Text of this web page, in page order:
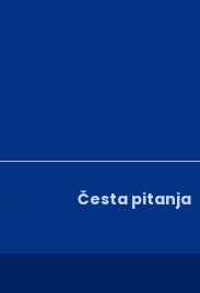
Česta pitanja